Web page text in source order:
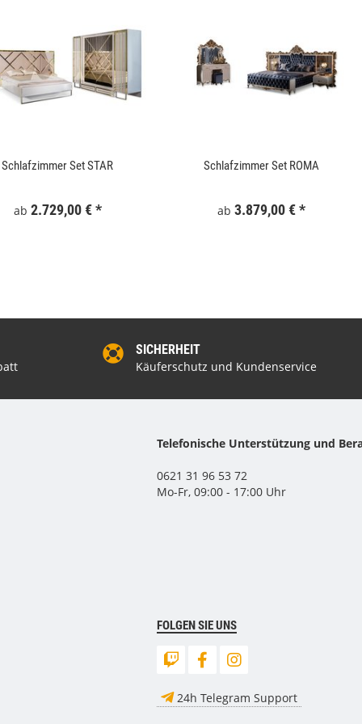
Schlafzimmer Set STAR
ab 2.729,00 € *
Schlafzimmer Set ROMA
ab 3.879,00 € *
SICHERHEIT
Käuferschutz und Kundenservice
Telefonische Unterstützung und
0621 31 96 53 72
Mo-Fr, 09:00 - 17:00 Uhr
FOLGEN SIE UNS
24h Telegram Support